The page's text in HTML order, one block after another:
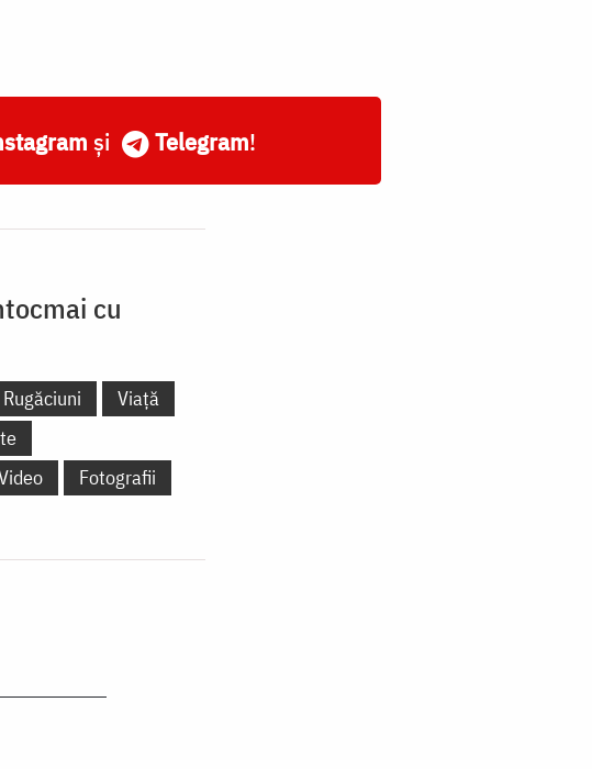
și Telegram!
cu
Rugăciuni
Viață
Fotografii